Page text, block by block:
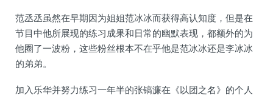
范丞丞虽然在早期因为姐姐范冰冰而获得高认知度，但是在
节目中他所展现的练习成果和日常的幽默表现，都额外的为
他圈了一波粉，这些粉丝根本不在乎他是范冰冰还是李冰冰
的弟弟。
加入乐华并努力练习一年半的张镐濂在《以团之名》的个人